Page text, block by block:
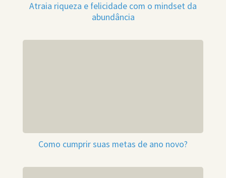
Atraia riqueza e felicidade com o mindset da
abundância
Como cumprir suas metas de ano novo?